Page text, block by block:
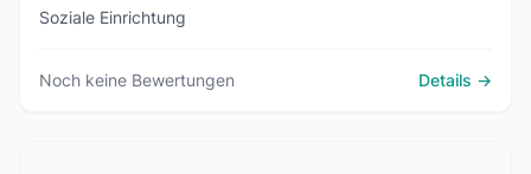
Soziale Einrichtung
Noch keine Bewertungen Details →